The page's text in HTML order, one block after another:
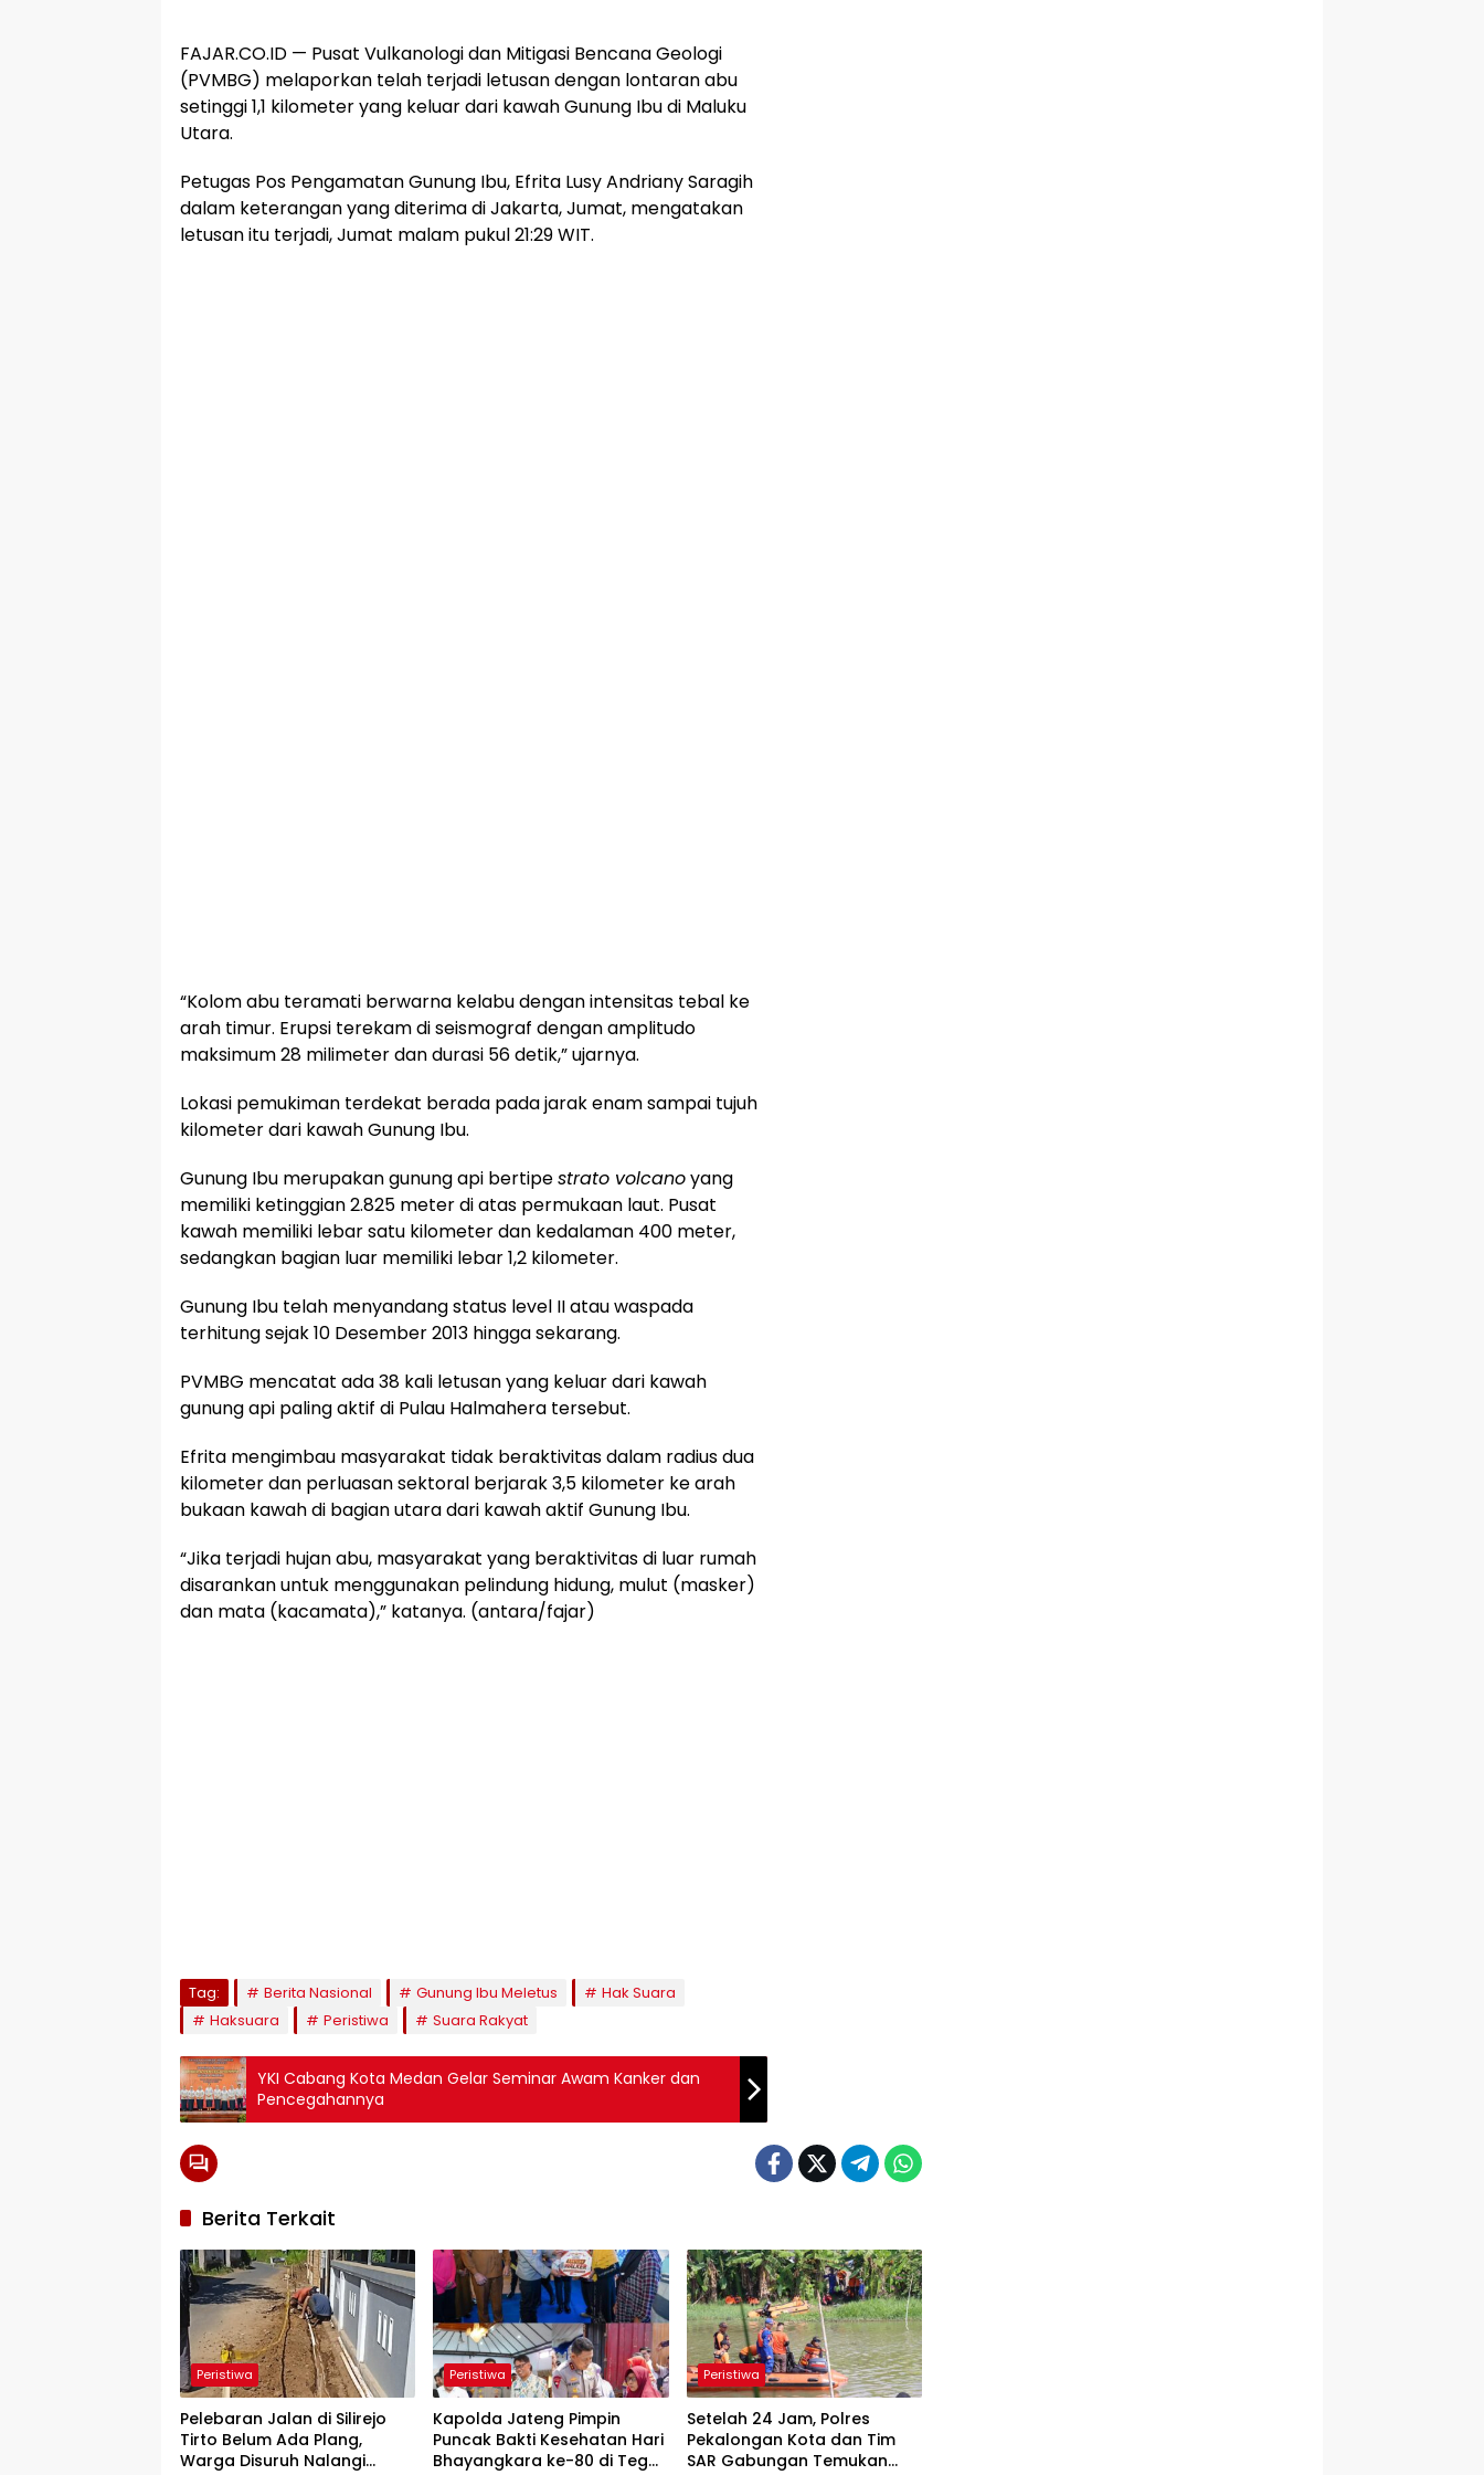
FAJAR.CO.ID — Pusat Vulkanologi dan Mitigasi Bencana Geologi
(PVMBG) melaporkan telah terjadi letusan dengan lontaran abu
setinggi 1,1 kilometer yang keluar dari kawah Gunung Ibu di Maluku
Utara.
Petugas Pos Pengamatan Gunung Ibu, Efrita Lusy Andriany Saragih
dalam keterangan yang diterima di Jakarta, Jumat, mengatakan
letusan itu terjadi, Jumat malam pukul 21:29 WIT.
“Kolom abu teramati berwarna kelabu dengan intensitas tebal ke
arah timur. Erupsi terekam di seismograf dengan amplitudo
maksimum 28 milimeter dan durasi 56 detik,” ujarnya.
Lokasi pemukiman terdekat berada pada jarak enam sampai tujuh
kilometer dari kawah Gunung Ibu.
Gunung Ibu merupakan gunung api bertipestrato volcanoyang
memiliki ketinggian 2.825 meter di atas permukaan laut. Pusat
kawah memiliki lebar satu kilometer dan kedalaman 400 meter,
sedangkan bagian luar memiliki lebar 1,2 kilometer.
Gunung Ibu telah menyandang status level II atau waspada
terhitung sejak 10 Desember 2013 hingga sekarang.
PVMBG mencatat ada 38 kali letusan yang keluar dari kawah
gunung api paling aktif di Pulau Halmahera tersebut.
Efrita mengimbau masyarakat tidak beraktivitas dalam radius dua
kilometer dan perluasan sektoral berjarak 3,5 kilometer ke arah
bukaan kawah di bagian utara dari kawah aktif Gunung Ibu.
“Jika terjadi hujan abu, masyarakat yang beraktivitas di luar rumah
disarankan untuk menggunakan pelindung hidung, mulut (masker)
dan mata (kacamata),” katanya. (antara/fajar)
Tag: Berita Nasional Gunung Ibu Meletus
Hak Suara
Haksuara
Peristiwa Suara Rakyat
YKI Cabang Kota Medan Gelar Seminar Awam Kanker dan
Pencegahannya
Berita Terkait
Peristiwa
​Pelebaran Jalan di Silirejo
Tirto Belum Ada Plang,
Warga Disuruh Nalangi
Peristiwa
Kapolda Jateng Pimpin
Puncak Bakti Kesehatan Hari
Bhayangkara ke-80 di Tegal,
Peristiwa
Setelah 24 Jam, Polres
Pekalongan Kota dan Tim
SAR Gabungan Temukan